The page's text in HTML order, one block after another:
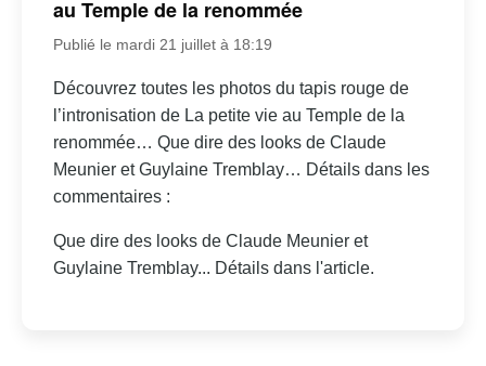
au Temple de la renommée
Publié le mardi 21 juillet à 18:19
Découvrez toutes les photos du tapis rouge de
l’intronisation de La petite vie au Temple de la
renommée… Que dire des looks de Claude
Meunier et Guylaine Tremblay… Détails dans les
commentaires :
Que dire des looks de Claude Meunier et
Guylaine Tremblay... Détails dans l'article.